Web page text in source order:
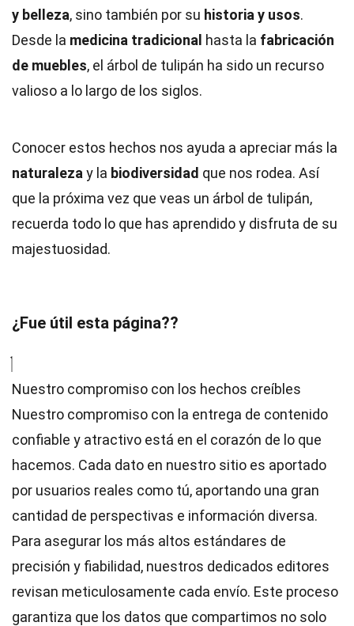
y belleza, sino también por su historia y usos.
Desde la medicina tradicional hasta la fabricación
de muebles, el árbol de tulipán ha sido un recurso
valioso a lo largo de los siglos.
Conocer estos hechos nos ayuda a apreciar más la
naturaleza y la biodiversidad que nos rodea. Así
que la próxima vez que veas un árbol de tulipán,
recuerda todo lo que has aprendido y disfruta de su
majestuosidad.
¿Fue útil esta página??
Nuestro compromiso con los hechos creíbles
Nuestro compromiso con la entrega de contenido
confiable y atractivo está en el corazón de lo que
hacemos. Cada dato en nuestro sitio es aportado
por usuarios reales como tú, aportando una gran
cantidad de perspectivas e información diversa.
Para asegurar los más altos estándares de
precisión y fiabilidad, nuestros dedicados editores
revisan meticulosamente cada envío. Este proceso
garantiza que los datos que compartimos no solo